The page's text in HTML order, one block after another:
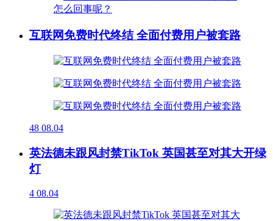
互联网免费时代终结 全面付费用户被套路
48 08.04
英法德未跟风封禁TikTok 英国甚至对其大开绿
灯
4 08.04